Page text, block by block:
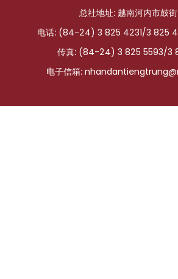
国际
旅游
友谊桥梁
史海
总社地址: 越南河内市鼓
电话: (84-24) 3 825 4231/3 825
传真: (84-24) 3 825 5593/3
电子信箱: